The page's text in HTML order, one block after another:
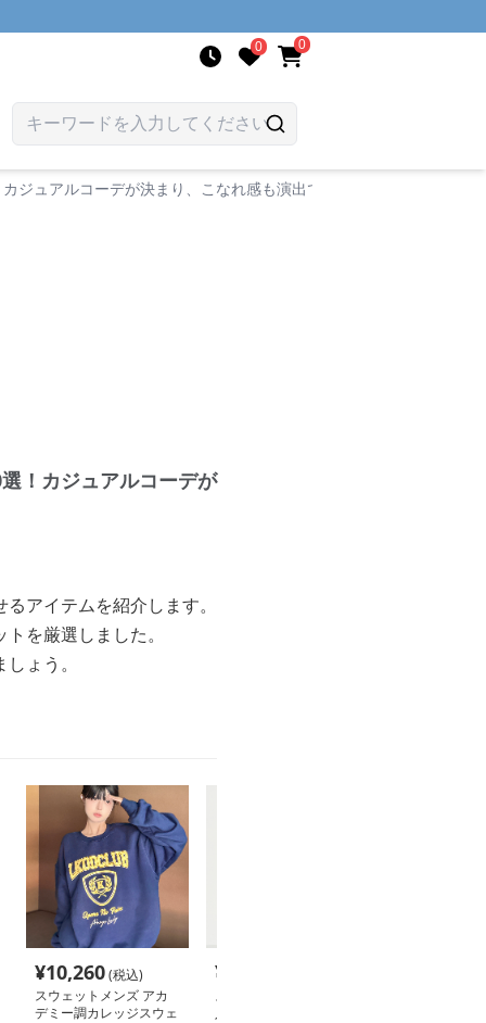
0 0
ジュアルコーデが決まり、こなれ感も演出できる。
！カジュアルコーデが
アイテムを紹介します。
を厳選しました。
ょう。
¥10,260(税込)
スウェットメンズ アカ
デミー調カレッジスウェ
¥
スウェットメンズ 紋章